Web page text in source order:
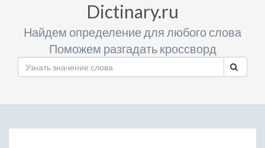
Dictinary.ru
Найдем определение для любого слова
Поможем разгадать кроссворд